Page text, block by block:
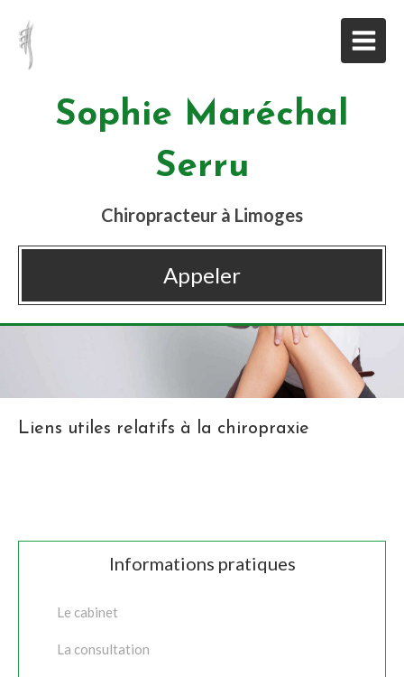
Sophie Maréchal
Serru
Chiropracteur à Limoges
Appeler
Liens utiles relatifs à la chiropraxie
Informations pratiques
Le cabinet
La consultation